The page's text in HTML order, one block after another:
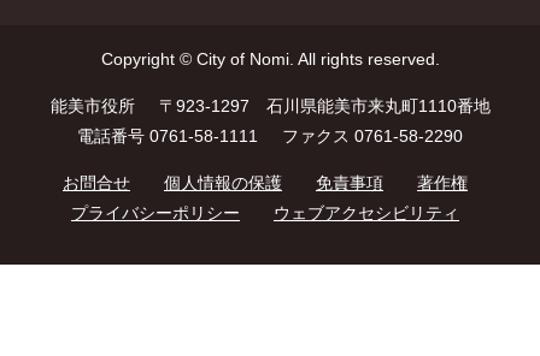
Copyright © City of Nomi. All rights reserved.
能美市役所
〒923-1297 石川県能美市来丸町1110番地
電話番号 0761-58-1111
ファクス 0761-58-2290
お問合せ 個人情報の保護 免責事項
著作権
プライバシーポリシー
ウェブアクセシビリティ